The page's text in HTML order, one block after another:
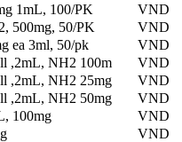
1mL, 100/PK
VND
500mg, 50/PK
VND
ea 3ml, 50/pk
VND
,2mL, NH2 100m
VND
,2mL, NH2 25mg
VND
,2mL, NH2 50mg
VND
100mg
VND
VND